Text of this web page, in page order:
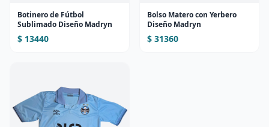
Botinero de Fútbol
Sublimado Diseño Madryn
$ 13440
Bolso Matero con Yerbero
Diseño Madryn
$ 31360